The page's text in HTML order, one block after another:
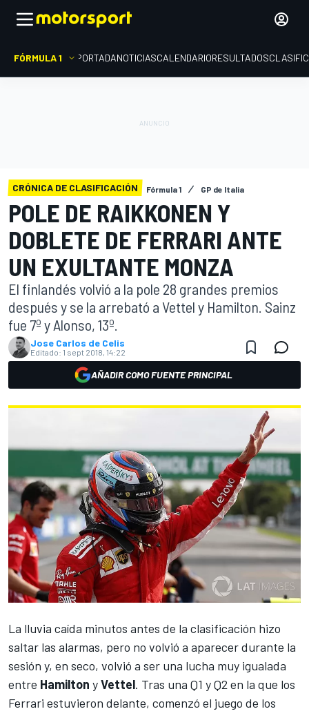
FÓRMULA 1 PORTADANOTICIASCALENDARIORESULTADOS
CRÓNICA DE CLASIFICACIÓN Fórmula 1 GP de Italia
POLE DE RAIKKONEN Y
DOBLETE DE FERRARI ANTE
UN EXULTANTE MONZA
El finlandés volvió a la pole 28 grandes premios
después y se la arrebató a Vettel y Hamilton. Sainz
fue 7º y Alonso, 13º.
Jose Carlos de Celis
Editado: 1 sept 2018, 14:22
AÑADIR COMO FUENTE PRINCIPAL
La lluvia caída minutos antes de la clasificación hizo
saltar las alarmas, pero no volvió a aparecer durante la
sesión y, en seco, volvió a ser una lucha muy igualada
entre Hamilton yVettel. Tras una Q1 yQ2 en la que los
Ferrari estuvieron delante, comenzó el juego de los